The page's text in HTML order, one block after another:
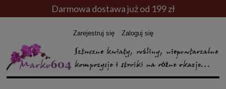
Darmowa dostawa już od 199 zł
Zarejestruj się Zaloguj się